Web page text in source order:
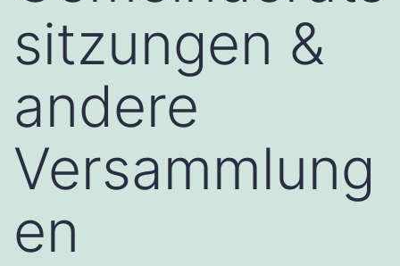
sitzungen &
andere
Versammlung
en